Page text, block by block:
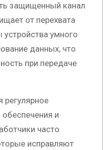
защищенный канал
от перехвата
умного
данных, что
при передаче
и
часто
исправляют